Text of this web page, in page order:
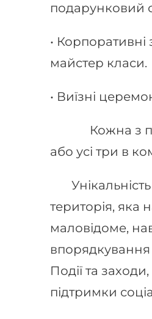
подарунковий
• Корпоративні
майстер класи.
• Виїзні
Кожна з
або усі три в
Унікальність
територія, яка
маловідоме,
впорядкування
Події та
підтримки